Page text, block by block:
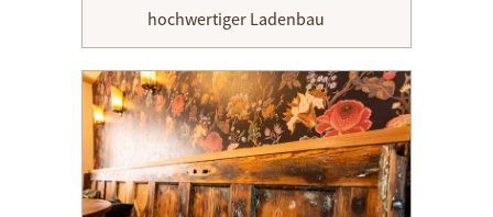
hochwertiger Ladenbau